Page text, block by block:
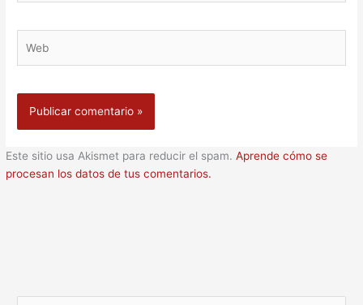
Este sitio usa Akismet para reducir el spam.Aprende cómo se
procesan los datos de tus comentarios.